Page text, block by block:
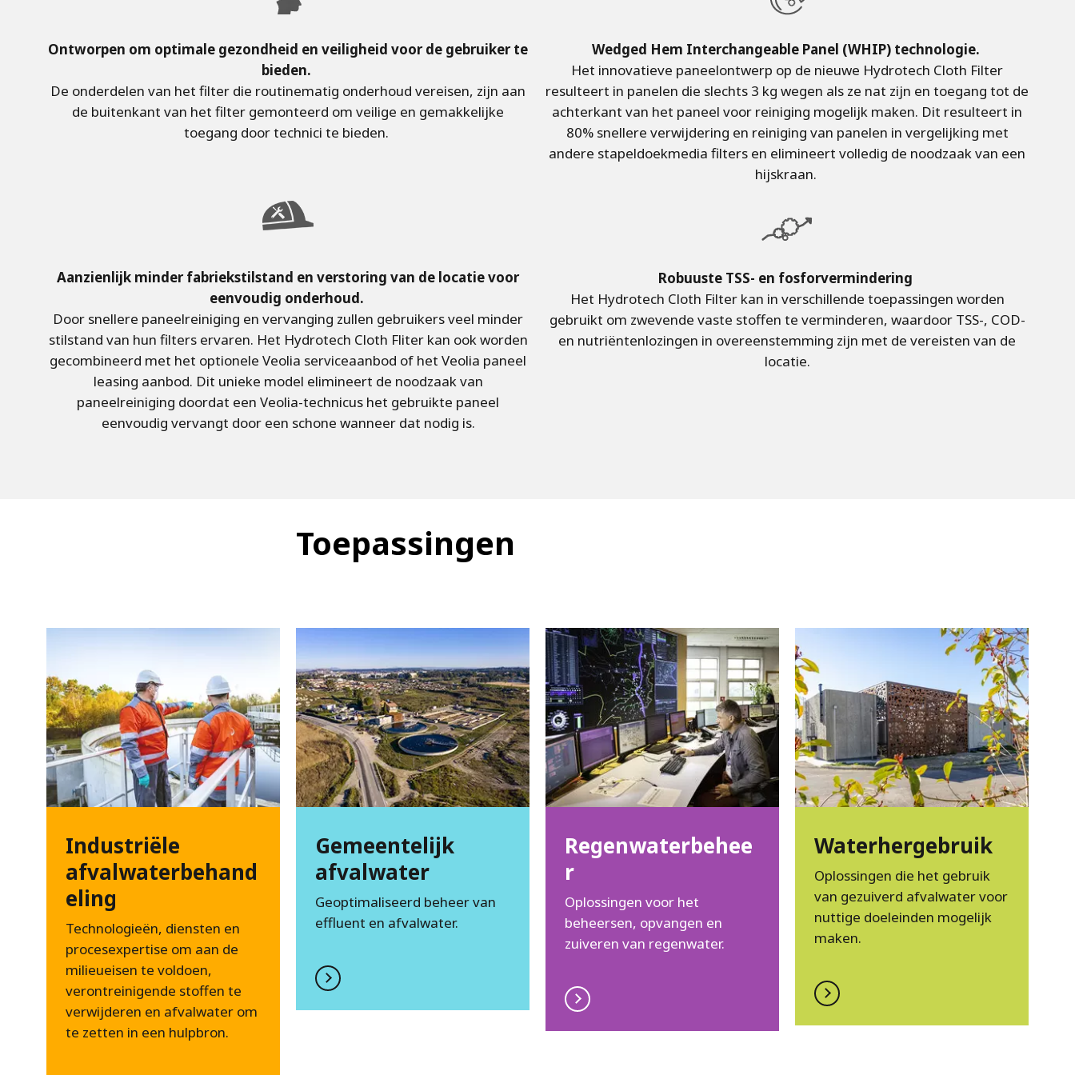
Ontworpen om optimale gezondheid en veiligheid voor de gebruiker te
bieden.
De onderdelen van het filter die routinematig onderhoud vereisen, zijn aan
de buitenkant van het filter gemonteerd om veilige en gemakkelijke
toegang door technici te bieden.
Wedged Hem Interchangeable Panel (WHIP) technologie.
Het innovatieve paneelontwerp op de nieuwe Hydrotech Cloth Filter
resulteert in panelen die slechts 3 kg wegen als ze nat zijn en toegang tot de
achterkant van het paneel voor reiniging mogelijk maken. Dit resulteert in
80% snellere verwijdering en reiniging van panelen in vergelijking met
andere stapeldoekmedia filters en elimineert volledig de noodzaak van een
hijskraan.
Aanzienlijk minder fabriekstilstand en verstoring van de locatie voor
eenvoudig onderhoud.
Door snellere paneelreiniging en vervanging zullen gebruikers veel minder
stilstand van hun filters ervaren. Het Hydrotech Cloth Fliter kan ook worden
gecombineerd met het optionele Veolia serviceaanbod of het Veolia paneel
leasing aanbod. Dit unieke model elimineert de noodzaak van
paneelreiniging doordat een Veolia-technicus het gebruikte paneel
eenvoudig vervangt door een schone wanneer dat nodig is.
Robuuste TSS- en fosforvermindering
Het Hydrotech Cloth Filter kan in verschillende toepassingen worden
gebruikt om zwevende vaste stoffen te verminderen, waardoor TSS-, COD-
en nutriëntenlozingen in overeenstemming zijn met de vereisten van de
locatie.
Toepassingen
Industriële
afvalwaterbehand
eling
Technologieën, diensten en
procesexpertise om aan de
milieueisen te voldoen,
verontreinigende stoffen te
verwijderen en afvalwater om
te zetten in een hulpbron.
Gemeentelijk
afvalwater
Geoptimaliseerd beheer van
effluent en afvalwater.
Regenwaterbehee
r
Oplossingen voor het
beheersen, opvangen en
zuiveren van regenwater.
Waterhergebruik
Oplossingen die het gebruik
van gezuiverd afvalwater voor
nuttige doeleinden mogelijk
maken.